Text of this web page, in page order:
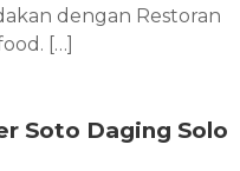
dengan Restoran
[…]
Soto Daging Solo